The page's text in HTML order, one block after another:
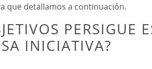
que detallamos a continuación.
PERSIGUE
INICIATIVA?